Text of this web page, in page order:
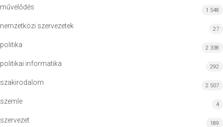
művelődés 1 548
nemzetközi szervezetek 27
politika 2 338
politikai informatika 292
szakirodalom 2 507
szemle 4
szervezet 189